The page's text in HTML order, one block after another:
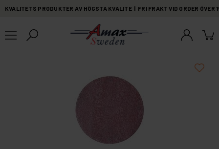
KVALITETS PRODUKTER AV HÖGSTA KVALITE | FRI FRAKT VID ORDER